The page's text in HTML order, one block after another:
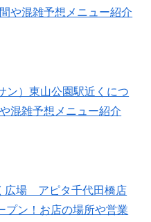
や混雑予想メニュー紹介
ン）東山公園駅近くにつ
混雑予想メニュー紹介
広場 アピタ千代田橋店
プン！お店の場所や営業